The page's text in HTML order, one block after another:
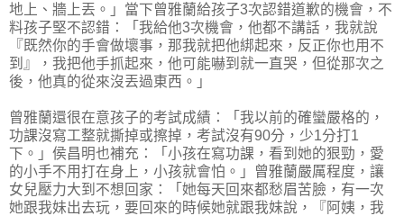
地上、牆上丟。」當下曾雅蘭給孩子3次認錯道歉的機會，不
料孩子堅不認錯：「我給他3次機會，他都不講話，我就說
『既然你的手會做壞事，那我就把他綁起來，反正你也用不
到』，我把他手抓起來，他可能嚇到就一直哭，但從那次之
後，他真的從來沒丟過東西。」
曾雅蘭還很在意孩子的考試成績：「我以前的確蠻嚴格的，
功課沒寫工整就撕掉或擦掉，考試沒有90分，少1分打1
下。」侯昌明也補充：「小孩在寫功課，看到她的狠勁，愛
的小手不用打在身上，小孩就會怕。」曾雅蘭嚴厲程度，讓
女兒壓力大到不想回家：「她每天回來都愁眉苦臉，有一次
她跟我妹出去玩，要回來的時候她就跟我妹說，『阿姨，我